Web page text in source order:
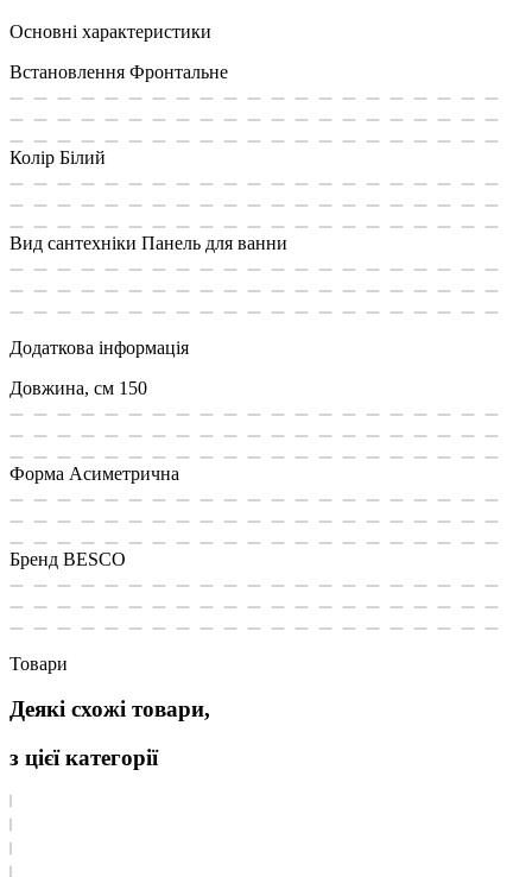
Основні характеристики
Встановлення Фронтальне
Колір Білий
Вид сантехніки Панель для ванни
Додаткова інформація
Довжина, см 150
Форма Асиметрична
Бренд BESCO
Товари
Деякі схожі товари,
з цієї категорії